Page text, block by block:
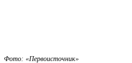
Фото: «Первоисточник»